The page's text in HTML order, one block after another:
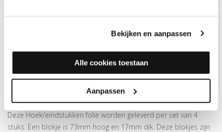
Bekijken en aanpassen
Alle cookies toestaan
Aanpassen
binnenhoek, buitenhoek of eindstuk. Door het gebruik van
deze hoek/eindstukken is in verstek zagen niet meer nodig!
Rechte folieplint 14x70mm
Montage d.m.v. verlijmen metkit
MEER INFORMATIE HOEK/EINDSTUK FOLIE 4ST.
Deze Hoek/eindstukken folie worden geleverd per set van 4
stuks. Een blokje is 73mm hoog en 17mm dik. Deze blokjes zijn